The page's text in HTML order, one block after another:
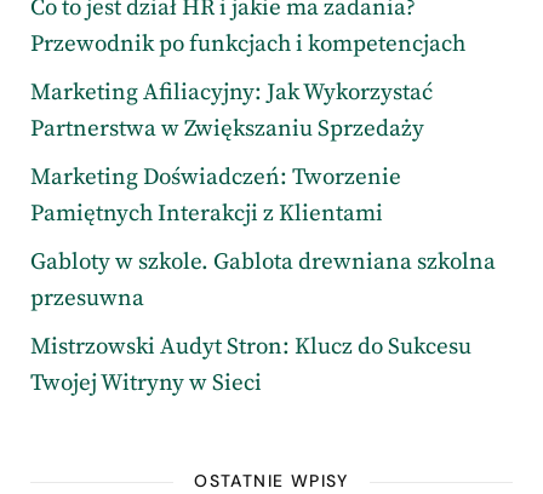
Co to jest dział HR i jakie ma zadania?
Przewodnik po funkcjach i kompetencjach
Marketing Afiliacyjny: Jak Wykorzystać
Partnerstwa w Zwiększaniu Sprzedaży
Marketing Doświadczeń: Tworzenie
Pamiętnych Interakcji z Klientami
Gabloty w szkole. Gablota drewniana szkolna
przesuwna
Mistrzowski Audyt Stron: Klucz do Sukcesu
Twojej Witryny w Sieci
OSTATNIE WPISY